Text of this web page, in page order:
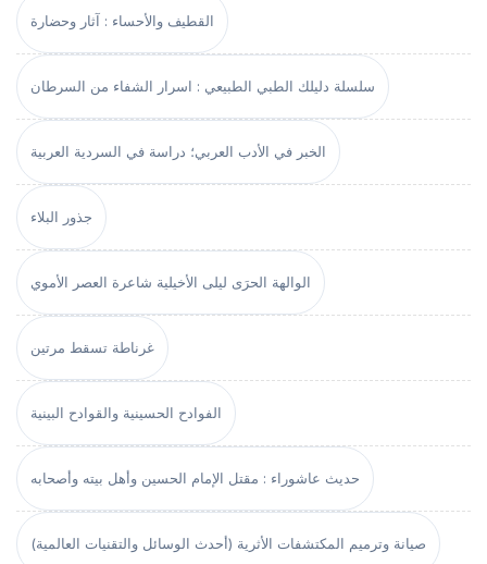
القطيف والأحساء : آثار وحضارة
سلسلة دليلك الطبي الطبيعي : اسرار الشفاء من السرطان
الخبر في الأدب العربي؛ دراسة في السردية العربية
جذور البلاء
الوالهة الحرَى ليلى الأخيلية شاعرة العصر الأموي
غرناطة تسقط مرتين
الفوادح الحسينية والقوادح البينية
حديث عاشوراء : مقتل الإمام الحسين وأهل بيته وأصحابه
صيانة وترميم المكتشفات الأثرية (أحدث الوسائل والتقنيات العالمية)